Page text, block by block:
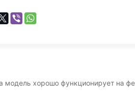
модель хорошо функционирует на